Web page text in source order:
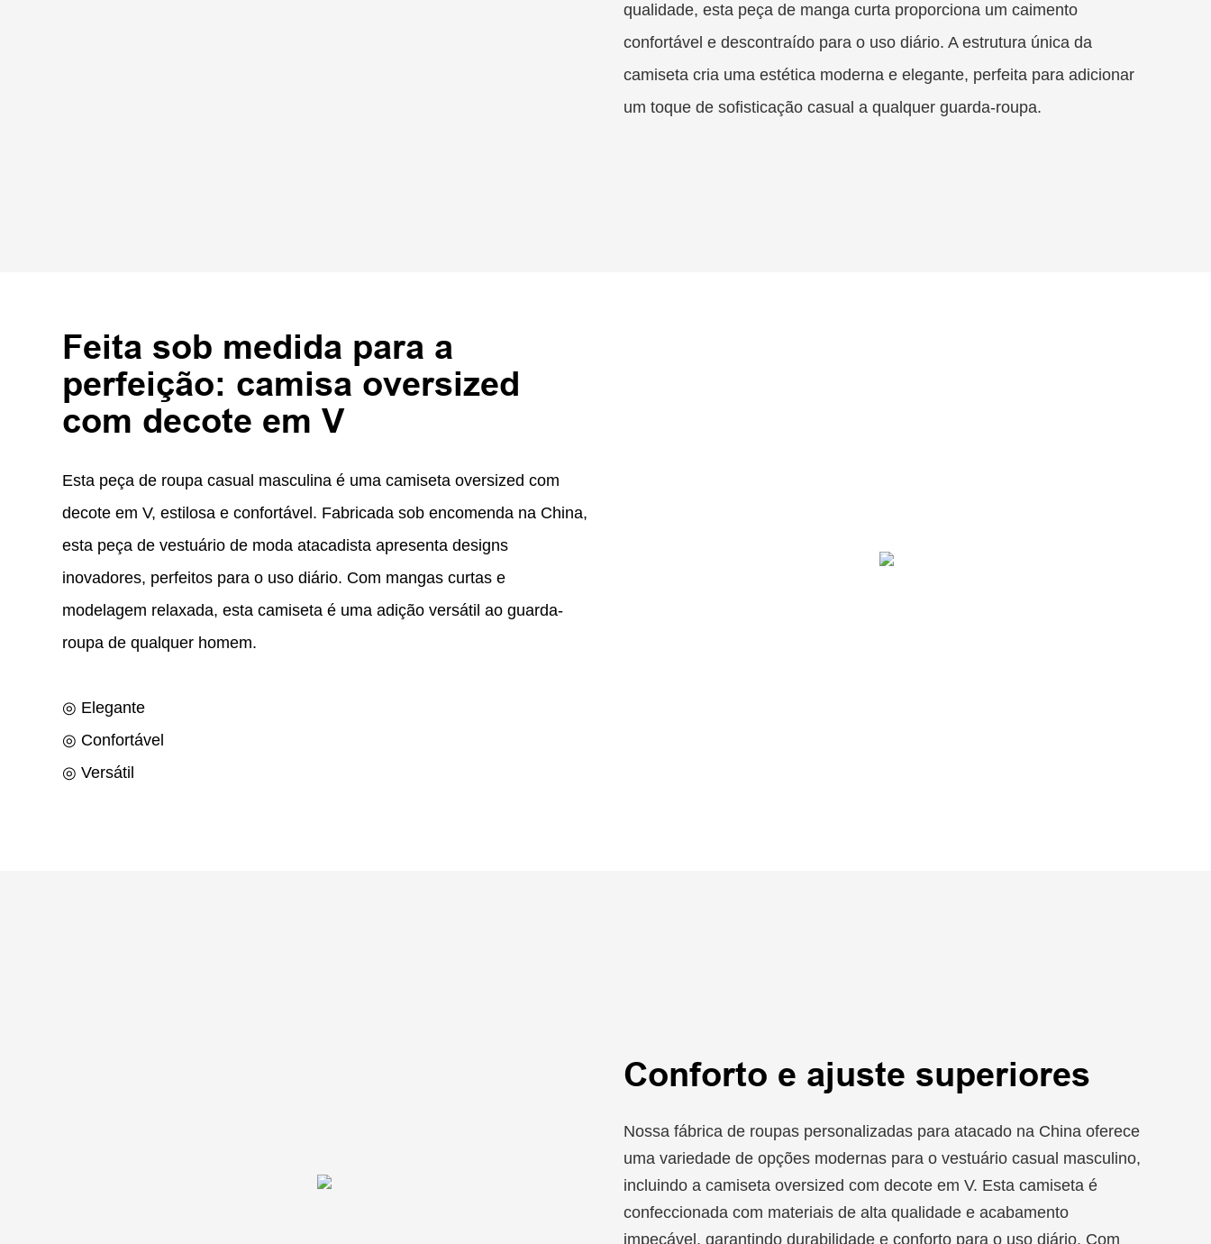
qualidade, esta peça de manga curta proporciona um caimento
confortável e descontraído para o uso diário. A estrutura única da
camiseta cria uma estética moderna e elegante, perfeita para adicionar
um toque de sofisticação casual a qualquer guarda-roupa.
Feita sob medida para a
perfeição: camisa oversized
com decote em V
Esta peça de roupa casual masculina é uma camiseta oversized com
decote em V, estilosa e confortável. Fabricada sob encomenda na China,
esta peça de vestuário de moda atacadista apresenta designs
inovadores, perfeitos para o uso diário. Com mangas curtas e
modelagem relaxada, esta camiseta é uma adição versátil ao guarda-
roupa de qualquer homem.
◎ Elegante
◎ Confortável
◎ Versátil
Conforto e ajuste superiores
Nossa fábrica de roupas personalizadas para atacado na China oferece
uma variedade de opções modernas para o vestuário casual masculino,
incluindo a camiseta oversized com decote em V. Esta camiseta é
confeccionada com materiais de alta qualidade e acabamento
impecável, garantindo durabilidade e conforto para o uso diário. Com